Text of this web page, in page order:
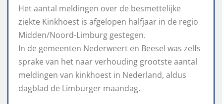
Het aantal meldingen over de besmettelijke
ziekte Kinkhoest is afgelopen halfjaar in de regio
Midden/Noord-Limburg gestegen.
In de gemeenten Nederweert en Beesel was zelfs
sprake van het naar verhouding grootste aantal
meldingen van kinkhoest in Nederland, aldus
dagblad de Limburger maandag.